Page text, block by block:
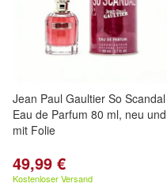
Jean Paul Gaultier So Scandal
Eau de Parfum 80 ml, neu und
mit Folie
49,99 €
Kostenloser Versand